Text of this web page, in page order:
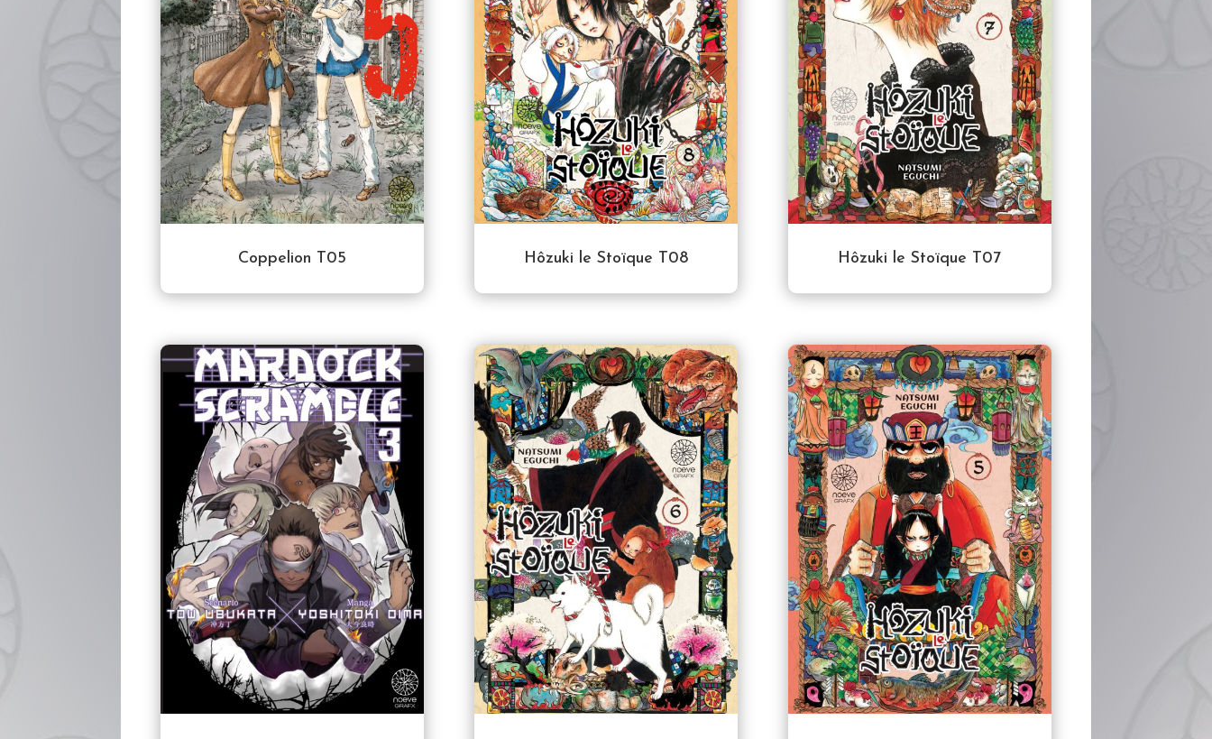
Coppelion T05 Hôzuki le Stoïque T08 Hôzuki le Stoïque T07